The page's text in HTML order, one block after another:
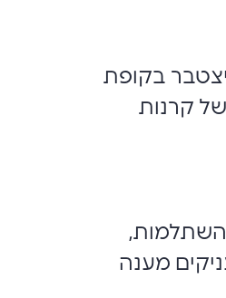
בקופת
קרנות
השתלמות,
מענה